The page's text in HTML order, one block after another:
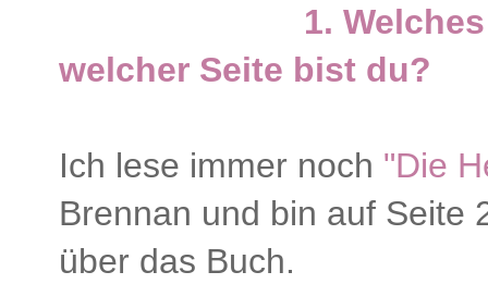
1.
welcher Seite bist du?
Ich lese immer noch "Die
Brennan und bin auf Seite
über das Buch.